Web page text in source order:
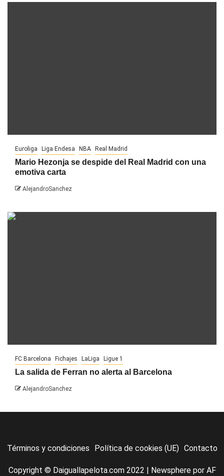
Euroliga Liga Endesa NBA Real Madrid
Mario Hezonja se despide del Real Madrid con una
emotiva carta
AlejandroSanchez
FC Barcelona Fichajes LaLiga Ligue 1
La salida de Ferran no alerta al Barcelona
AlejandroSanchez
Términos y condiciones Política de cookies (UE) Contacto
Copyright © Daiguallapelota.com 2022 Newspherepor AF